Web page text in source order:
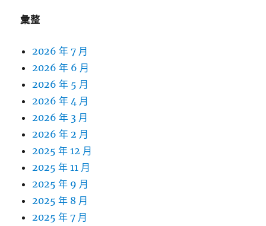
彙整
2026 年 7 月
2026 年 6 月
2026 年 5 月
2026 年 4 月
2026 年 3 月
2026 年 2 月
2025 年 12 月
2025 年 11 月
2025 年 9 月
2025 年 8 月
2025 年 7 月